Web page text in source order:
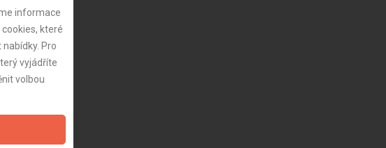
informace
které
Pro
vyjádříte
volbou